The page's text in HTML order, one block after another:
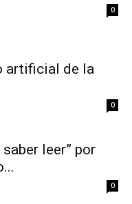
0
artificial de la
0
leer” por
0